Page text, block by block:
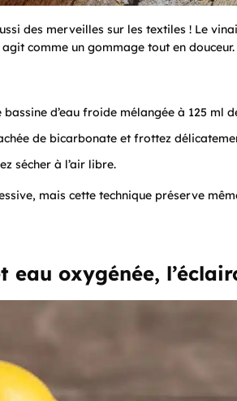
des merveilles sur les textiles ! Le
comme un gommage tout en douceur.
d’eau froide mélangée à 125 ml
de bicarbonate et frottez
sécher à l’air libre.
mais cette technique préserve
eau oxygénée,